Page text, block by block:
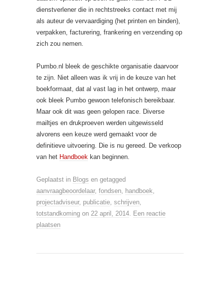
dienstverlener die in rechtstreeks contact met mij
als auteur de vervaardiging (het printen en binden),
verpakken, facturering, frankering en verzending op
zich zou nemen.
Pumbo.nl bleek de geschikte organisatie daarvoor
te zijn. Niet alleen was ik vrij in de keuze van het
boekformaat, dat al vast lag in het ontwerp, maar
ook bleek Pumbo gewoon telefonisch bereikbaar.
Maar ook dit was geen gelopen race. Diverse
mailtjes en drukproeven werden uitgewisseld
alvorens een keuze werd gemaakt voor de
definitieve uitvoering. Die is nu gereed. De verkoop
van het Handboek kan beginnen.
Geplaatst in Blogs en getagged
aanvraagbeoordelaar, fondsen, handboek,
projectadviseur, publicatie, schrijven,
totstandkoming on 22 april, 2014. Een reactie
plaatsen